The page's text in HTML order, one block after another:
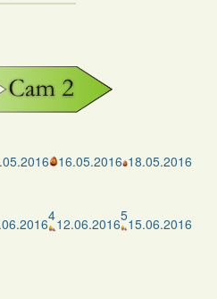
16.05.2016 18.05.2016
412.06.2016515.06.2016